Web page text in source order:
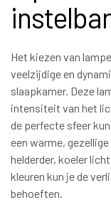
Het kiezen van
veelzijdige en
slaapkamer. Deze
intensiteit van het
de perfecte sfeer
een warme,
helderder, koeler
kleuren kun je de
behoeften.